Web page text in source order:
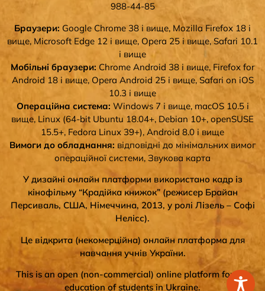
988-44-85
Браузери: Google Chrome 38 і вище, Mozilla Firefox 18 і
вище, Microsoft Edge 12 і вище, Opera 25 і вище, Safari 10.1
і вище
Мобільні браузери: Chrome Android 38 і вище, Firefox for
Android 18 і вище, Opera Android 25 і вище, Safari on iOS
10.3 і вище
Операційна система: Windows 7 і вище, macOS 10.5 і
вище, Linux (64-bit Ubuntu 18.04+, Debian 10+, openSUSE
15.5+, Fedora Linux 39+), Android 8.0 і вище
Вимоги до обладнання: відповідні до мінімальних вимог
операційної системи, Звукова карта
У дизайні онлайн платформи використано кадр із
кінофільму “Крадійка книжок” (режисер Брайан
Персиваль, США, Німеччина, 2013, у ролі Лізель – Софі
Нелісс).
Це відкрита (некомерційна) онлайн платформа для
навчання учнів України.
This is an open (non-commercial) online platform for the
education of students in Ukraine.